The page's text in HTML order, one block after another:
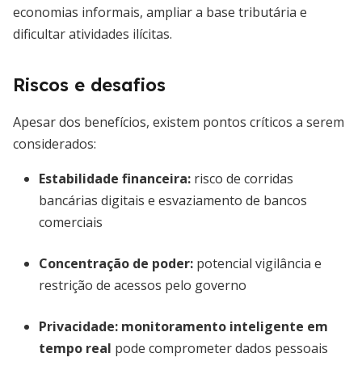
economias informais, ampliar a base tributária e
dificultar atividades ilícitas.
Riscos e desafios
Apesar dos benefícios, existem pontos críticos a serem
considerados:
Estabilidade financeira: risco de corridas
bancárias digitais e esvaziamento de bancos
comerciais
Concentração de poder: potencial vigilância e
restrição de acessos pelo governo
Privacidade: monitoramento inteligente em
tempo real pode comprometer dados pessoais